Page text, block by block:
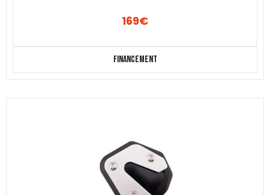
169€
Financement